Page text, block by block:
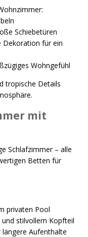
Schiebetüren
Dekoration für ein
Wohngefühl
tropische Details
mit
Schlafzimmer – alle
Betten für
privaten Pool
stilvollem Kopfteil
längere Aufenthalte